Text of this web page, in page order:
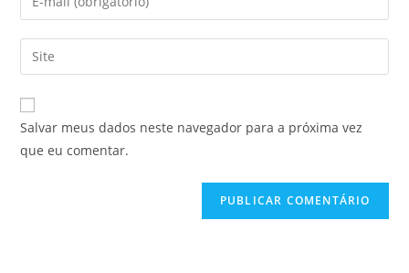
Salvar meus dados neste navegador para a próxima vez
que eu comentar.